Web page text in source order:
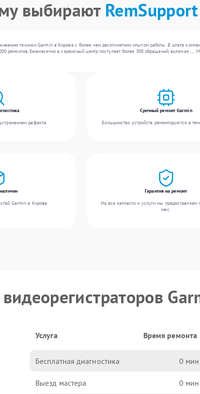
выбирают RemSupport
техники Garmin в Кирове с более чем десятилетним опытом работы. В штате
ремонтов. Ежемесячно в сервисный центр поступает более 300 обращений, включая ,
дефекта.
Срочный ремонт Garmin
Большинство устройств ремонтируются в
Garmin в Кирове.
Гарантия на ремонт
На все запчасти и услуги мы предоставляем
мес.
Услуга Время ремонта
Бесплатная диагностика 0
Выезд мастера 0